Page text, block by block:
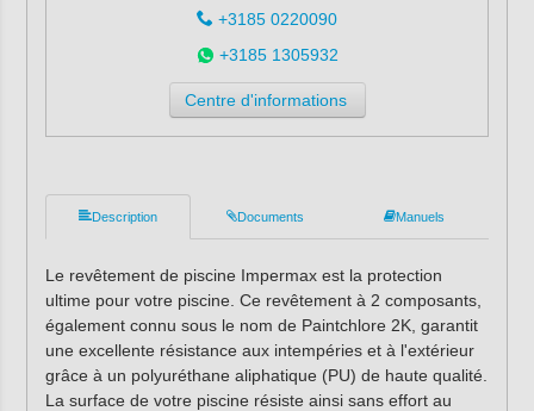
+3185 0220090
+3185 1305932
Centre d'informations
Description Documents Manuels
Le revêtement de piscine Impermax est la protection
ultime pour votre piscine. Ce revêtement à 2 composants,
également connu sous le nom de Paintchlore 2K, garantit
une excellente résistance aux intempéries et à l'extérieur
grâce à un polyuréthane aliphatique (PU) de haute qualité.
La surface de votre piscine résiste ainsi sans effort au